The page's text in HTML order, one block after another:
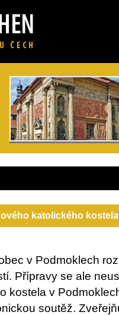
katolického
v Podmoklech
Přípravy se ale
kostela v
soutěž.